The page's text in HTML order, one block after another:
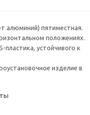
алюминий) пятиместная.
положениях.
пластика, устойчивого к
изделие в